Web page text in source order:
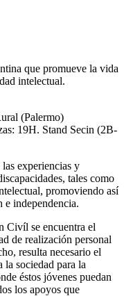
que promueve la vida
intelectual.
(Palermo)
19H. Stand Secin (2B-
experiencias y
tales como
promoviendo así
e independencia.
Civíl se encuentra el
de realización personal
resulta necesario el
sociedad para la
éstos jóvenes puedan
los apoyos que